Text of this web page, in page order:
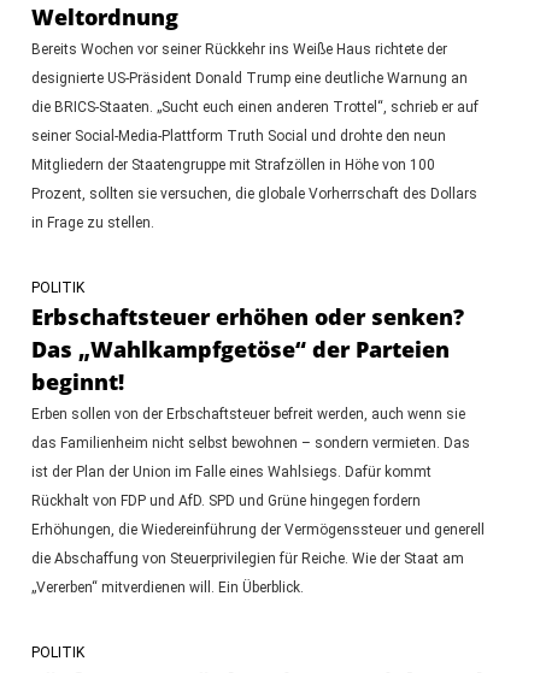
Weltordnung
Bereits Wochen vor seiner Rückkehr ins Weiße Haus richtete der
designierte US-Präsident Donald Trump eine deutliche Warnung an
die BRICS-Staaten. „Sucht euch einen anderen Trottel“, schrieb er auf
seiner Social-Media-Plattform Truth Social und drohte den neun
Mitgliedern der Staatengruppe mit Strafzöllen in Höhe von 100
Prozent, sollten sie versuchen, die globale Vorherrschaft des Dollars
in Frage zu stellen.
POLITIK
Erbschaftsteuer erhöhen oder senken?
Das „Wahlkampfgetöse“ der Parteien
beginnt!
Erben sollen von der Erbschaftsteuer befreit werden, auch wenn sie
das Familienheim nicht selbst bewohnen – sondern vermieten. Das
ist der Plan der Union im Falle eines Wahlsiegs. Dafür kommt
Rückhalt von FDP und AfD. SPD und Grüne hingegen fordern
Erhöhungen, die Wiedereinführung der Vermögenssteuer und generell
die Abschaffung von Steuerprivilegien für Reiche. Wie der Staat am
„Vererben“ mitverdienen will. Ein Überblick.
POLITIK